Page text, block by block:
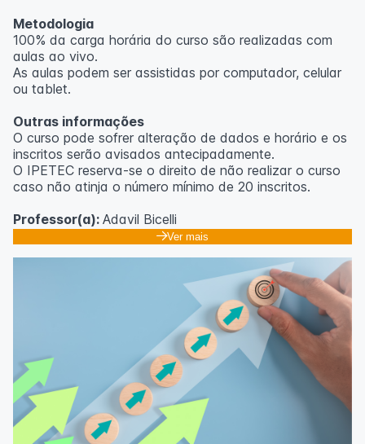
Metodologia
100% da carga horária do curso são realizadas com
aulas ao vivo.
As aulas podem ser assistidas por computador, celular
ou tablet.
Outras informações
O curso pode sofrer alteração de dados e horário e os
inscritos serão avisados ​​antecipadamente.
O IPETEC reserva-se o direito de não realizar o curso
caso não atinja o número mínimo de 20 inscritos.
Professor(a): Adavil Bicelli
Ver mais